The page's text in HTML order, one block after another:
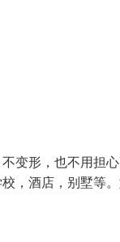
变形，也不用担
，酒店，别墅等